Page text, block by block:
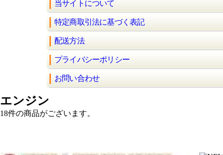
当サイトについて
特定商取引法に基づく表記
配送方法
プライバシーポリシー
お問い合わせ
エンジン
18件の商品がございます。